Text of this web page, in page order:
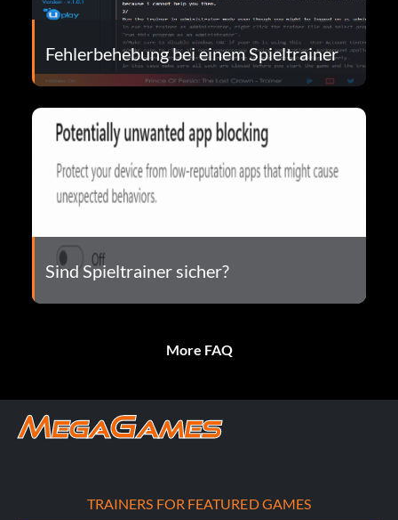
Fehlerbehebung bei einem Spieltrainer
Sind Spieltrainer sicher?
More FAQ
TRAINERS FOR FEATURED GAMES